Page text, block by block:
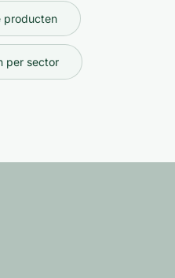
producten
per sector